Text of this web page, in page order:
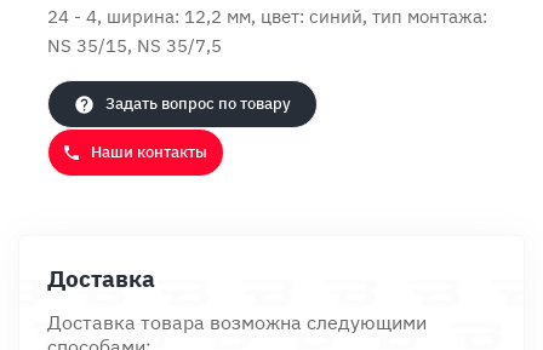
24 - 4, ширина: 12,2 мм, цвет: синий, тип монтажа:
NS 35/15, NS 35/7,5
Задать вопрос по товару
Наши контакты
Доставка
Доставка товара возможна следующими